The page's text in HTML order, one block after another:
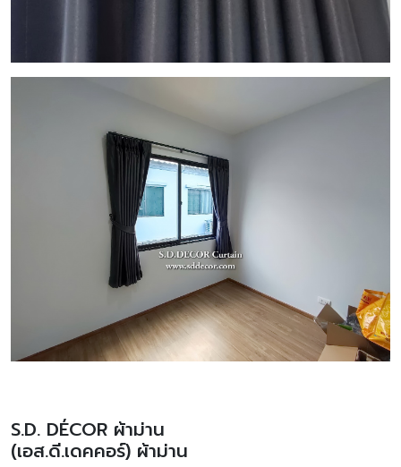
S.D. DÉCOR ผ้าม่าน
(เอส.ดี.เดคคอร์) ผ้าม่าน